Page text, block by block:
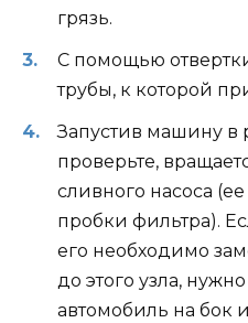
грязь.
С помощью
трубы, к которой
Запустив машину в
проверьте,
сливного насоса
пробки фильтра).
его необходимо
до этого узла,
автомобиль на бок